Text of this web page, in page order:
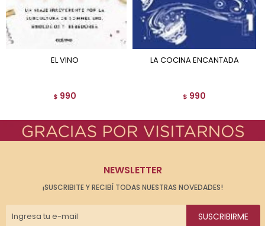
EL VINO
$ 990
LA COCINA ENCANTADA
$ 990
NEWSLETTER
¡SUSCRIBITE Y RECIBÍ TODAS NUESTRAS NOVEDADES!
SUSCRIBIRME